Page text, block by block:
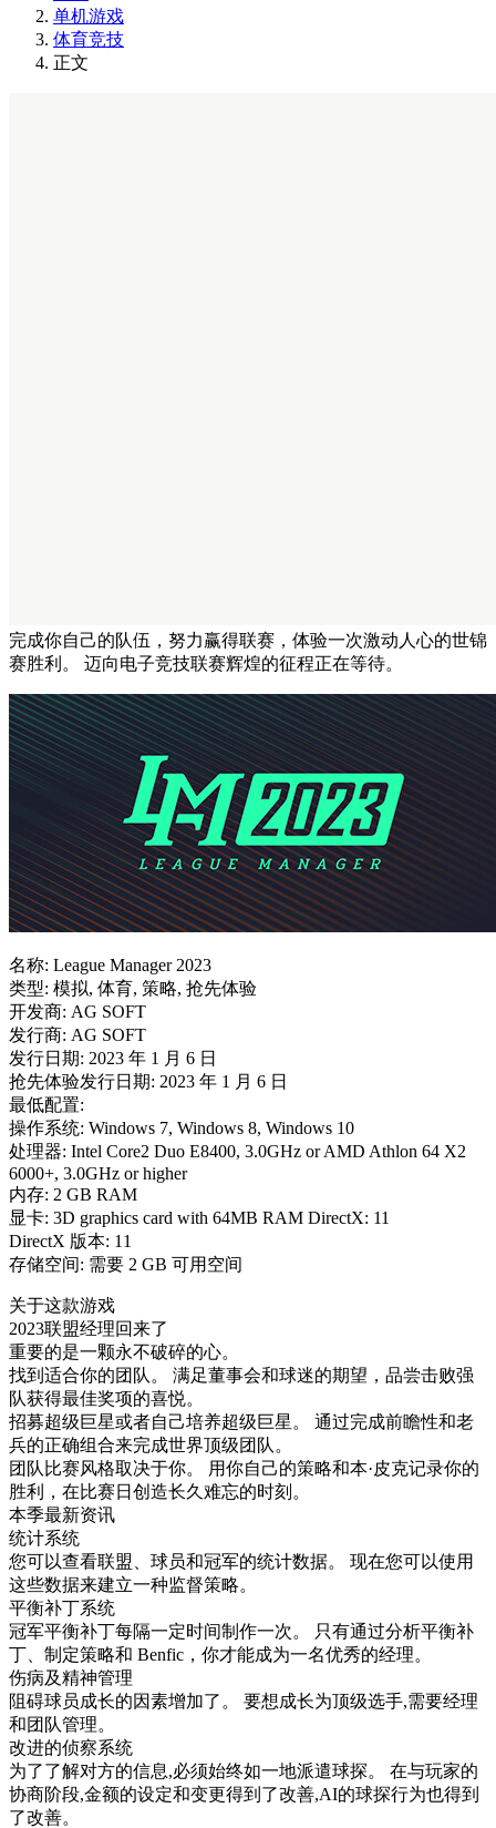
单机游戏
体育竞技
正文
完成你自己的队伍，努力赢得联赛，体验一次激动人心的世锦
赛胜利。 迈向电子竞技联赛辉煌的征程正在等待。
名称: League Manager 2023
类型: 模拟, 体育, 策略, 抢先体验
开发商: AG SOFT
发行商: AG SOFT
发行日期: 2023 年 1 月 6 日
抢先体验发行日期: 2023 年 1 月 6 日
最低配置:
操作系统: Windows 7, Windows 8, Windows 10
处理器: Intel Core2 Duo E8400, 3.0GHz or AMD Athlon 64 X2
6000+, 3.0GHz or higher
内存: 2 GB RAM
显卡: 3D graphics card with 64MB RAM DirectX: 11
DirectX 版本: 11
存储空间: 需要 2 GB 可用空间
关于这款游戏
2023联盟经理回来了
重要的是一颗永不破碎的心。
找到适合你的团队。 满足董事会和球迷的期望，品尝击败强
队获得最佳奖项的喜悦。
招募超级巨星或者自己培养超级巨星。 通过完成前瞻性和老
兵的正确组合来完成世界顶级团队。
团队比赛风格取决于你。 用你自己的策略和本·皮克记录你的
胜利，在比赛日创造长久难忘的时刻。
本季最新资讯
统计系统
您可以查看联盟、球员和冠军的统计数据。 现在您可以使用
这些数据来建立一种监督策略。
平衡补丁系统
冠军平衡补丁每隔一定时间制作一次。 只有通过分析平衡补
丁、制定策略和 Benfic，你才能成为一名优秀的经理。
伤病及精神管理
阻碍球员成长的因素增加了。 要想成长为顶级选手,需要经理
和团队管理。
改进的侦察系统
为了了解对方的信息,必须始终如一地派遣球探。 在与玩家的
协商阶段,金额的设定和变更得到了改善,AI的球探行为也得到
了改善。